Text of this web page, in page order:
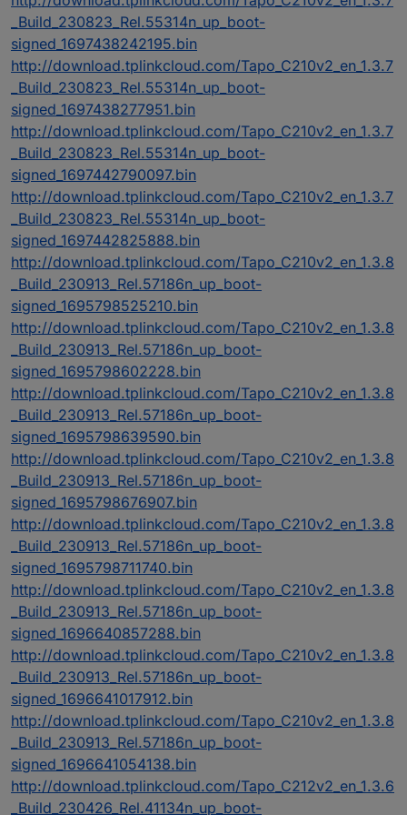
_Build_230823_Rel.55314n_up_boot-
signed_1697438242195.bin
http://download.tplinkcloud.com/Tapo_C210v2_en_1.3.7
_Build_230823_Rel.55314n_up_boot-
signed_1697438277951.bin
http://download.tplinkcloud.com/Tapo_C210v2_en_1.3.7
_Build_230823_Rel.55314n_up_boot-
signed_1697442790097.bin
http://download.tplinkcloud.com/Tapo_C210v2_en_1.3.7
_Build_230823_Rel.55314n_up_boot-
signed_1697442825888.bin
http://download.tplinkcloud.com/Tapo_C210v2_en_1.3.8
_Build_230913_Rel.57186n_up_boot-
signed_1695798525210.bin
http://download.tplinkcloud.com/Tapo_C210v2_en_1.3.8
_Build_230913_Rel.57186n_up_boot-
signed_1695798602228.bin
http://download.tplinkcloud.com/Tapo_C210v2_en_1.3.8
_Build_230913_Rel.57186n_up_boot-
signed_1695798639590.bin
http://download.tplinkcloud.com/Tapo_C210v2_en_1.3.8
_Build_230913_Rel.57186n_up_boot-
signed_1695798676907.bin
http://download.tplinkcloud.com/Tapo_C210v2_en_1.3.8
_Build_230913_Rel.57186n_up_boot-
signed_1695798711740.bin
http://download.tplinkcloud.com/Tapo_C210v2_en_1.3.8
_Build_230913_Rel.57186n_up_boot-
signed_1696640857288.bin
http://download.tplinkcloud.com/Tapo_C210v2_en_1.3.8
_Build_230913_Rel.57186n_up_boot-
signed_1696641017912.bin
http://download.tplinkcloud.com/Tapo_C210v2_en_1.3.8
_Build_230913_Rel.57186n_up_boot-
signed_1696641054138.bin
http://download.tplinkcloud.com/Tapo_C212v2_en_1.3.6
_Build_230426_Rel.41134n_up_boot-